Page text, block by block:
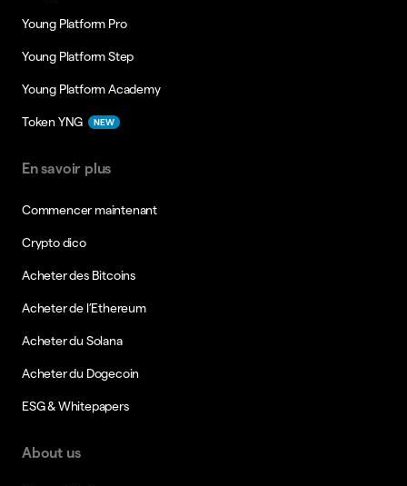
Young Platform Pro
Young Platform Step
Young Platform Academy
Token YNG NEW
En savoir plus
Commencer maintenant
Crypto dico
Acheter des Bitcoins
Acheter de l’Ethereum
Acheter du Solana
Acheter du Dogecoin
ESG & Whitepapers
About us